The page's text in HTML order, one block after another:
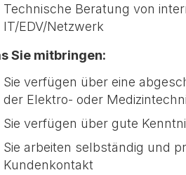
Technische Beratung von
IT/EDV/Netzwerk
Sie mitbringen:
Sie verfügen über eine
der Elektro- oder
Sie verfügen über gute
Sie arbeiten selbständig und
Kundenkontakt